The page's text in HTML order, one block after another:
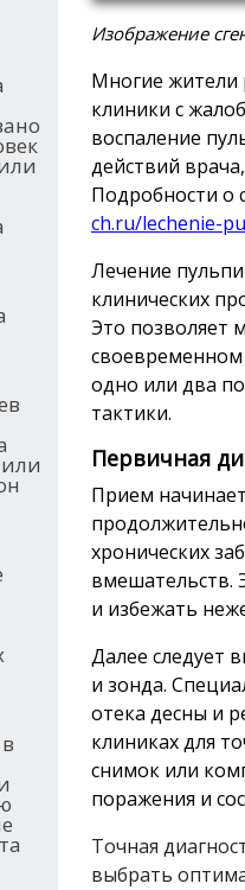
Изображение
Многие жители
клиники с
воспаление
действий
Подробности о
ch.ru/lechenie-
Лечение
клинических
Это позволяет
одно или два
тактики.
Первичная
Прием
хронических
вмешательств.
и избежать
Далее следует
и зонда.
отека десны и
клиниках для
снимок или
поражения и
Точная
выбрать